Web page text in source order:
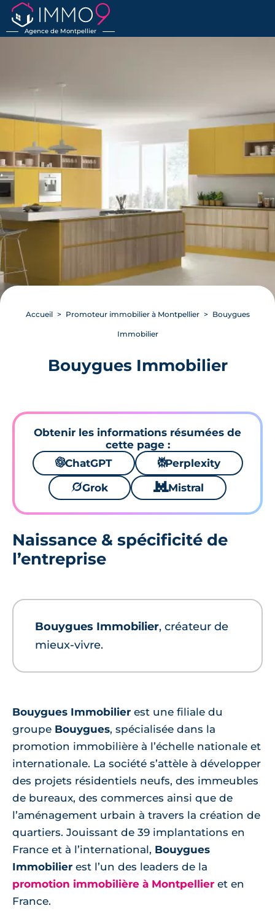
Agence de Montpellier
Accueil Promoteur immobilier à Montpellier Bouygues
Immobilier
Bouygues Immobilier
Obtenir les informations résumées de
cette page :
🌌ChatGPT ⚙Perplexity
🪐Grok 🐱 Mistral
Naissance & spécificité de
l’entreprise
Bouygues Immobilier, créateur de
mieux-vivre.
Bouygues Immobilier est une filiale du
groupe Bouygues, spécialisée dans la
promotion immobilière à l’échelle nationale et
internationale. La société s’attèle à développer
des projets résidentiels neufs, des immeubles
de bureaux, des commerces ainsi que de
l’aménagement urbain à travers la création de
quartiers. Jouissant de 39 implantations en
France et à l’international, Bouygues
Immobilier est l’un des leaders de la
promotion immobilière à Montpellier et en
France.